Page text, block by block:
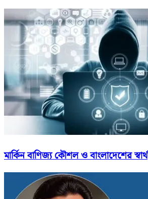
মার্কিন বাণিজ্য কৌশল ও বাংলাদেশের স্বার্থ